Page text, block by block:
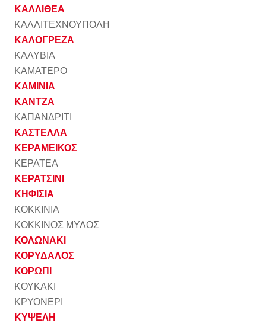
ΚΑΛΛΙΘΕΑ
ΚΑΛΛΙΤΕΧΝΟΥΠΟΛΗ
ΚΑΛΟΓΡΕΖΑ
ΚΑΛΥΒΙΑ
ΚΑΜΑΤΕΡΟ
ΚΑΜΙΝΙΑ
ΚΑΝΤΖΑ
ΚΑΠΑΝΔΡΙΤΙ
ΚΑΣΤΕΛΛΑ
ΚΕΡΑΜΕΙΚΟΣ
ΚΕΡΑΤΕΑ
ΚΕΡΑΤΣΙΝΙ
ΚΗΦΙΣΙΑ
ΚΟΚΚΙΝΙΑ
ΚΟΚΚΙΝΟΣ ΜΥΛΟΣ
ΚΟΛΩΝΑΚΙ
ΚΟΡΥΔΑΛΟΣ
ΚΟΡΩΠΙ
ΚΟΥΚΑΚΙ
ΚΡΥΟΝΕΡΙ
ΚΥΨΕΛΗ